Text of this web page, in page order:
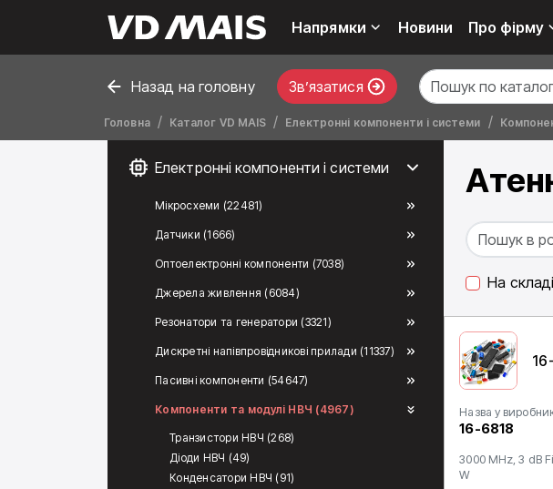
Напрямки Новини Про фірму
Назад на головну Звʼязатися
Головна Каталог VD MAIS Електронні компоненти і системи
Електронні компоненти і системи
Мікросхеми (22481)
Датчики (1666)
Оптоелектронні компоненти (7038)
Джерела живлення (6084)
Резонатори та генератори (3321)
Дискретні напівпровідникові прилади (11337)
Пасивні компоненти (54647)
Компоненти та модулі НВЧ (4967)
Транзистори НВЧ (268)
Діоди НВЧ (49)
Конденсатори НВЧ (91)
На
Назва у
16-6818
3000 MHz, 3 dB
W